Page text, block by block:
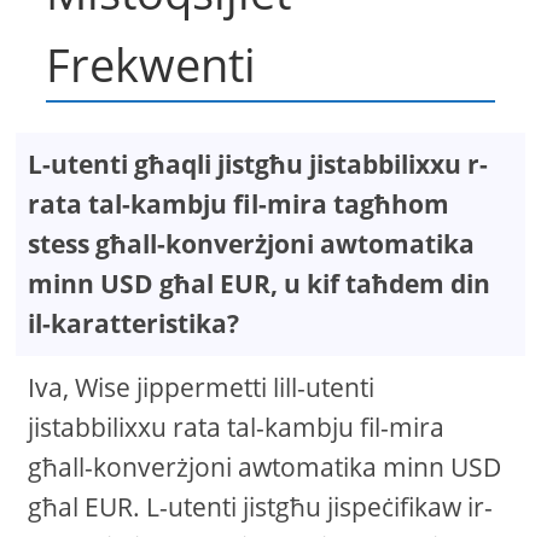
Frekwenti
L-utenti għaqli jistgħu jistabbilixxu r-
rata tal-kambju fil-mira tagħhom
stess għall-konverżjoni awtomatika
minn USD għal EUR, u kif taħdem din
il-karatteristika?
Iva, Wise jippermetti lill-utenti
jistabbilixxu rata tal-kambju fil-mira
għall-konverżjoni awtomatika minn USD
għal EUR. L-utenti jistgħu jispeċifikaw ir-